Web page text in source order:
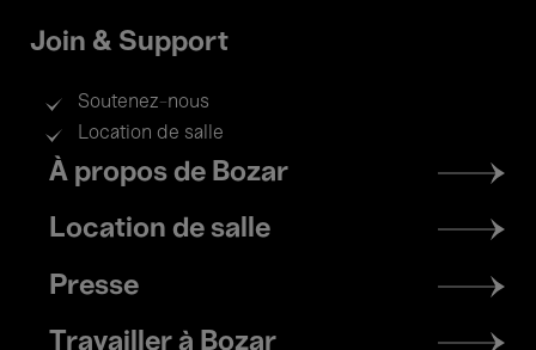
Join & Support
Soutenez-nous
Location de salle
Footer
menu
À propos de Bozar
Location de salle
Presse
Travailler à Bozar